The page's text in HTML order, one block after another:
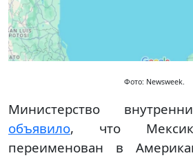
Фото: Newsweek.
Министерство
объявило, что
переименован в